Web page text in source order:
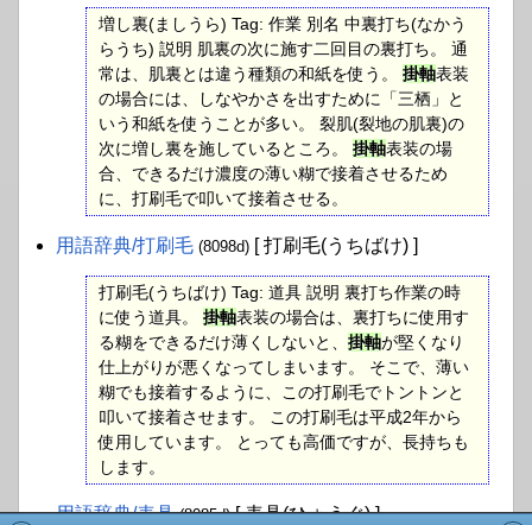
増し裏(ましうら) Tag: 作業 別名 中裏打ち(なかう
らうち) 説明 肌裏の次に施す二回目の裏打ち。 通
常は、肌裏とは違う種類の和紙を使う。 掛軸表装
の場合には、しなやかさを出すために「三栖」と
いう和紙を使うことが多い。 裂肌(裂地の肌裏)の
次に増し裏を施しているところ。 掛軸表装の場
合、できるだけ濃度の薄い糊で接着させるため
に、打刷毛で叩いて接着させる。
用語辞典​/打刷毛 (8098d) [ 打刷毛(うちばけ) ]
打刷毛(うちばけ) Tag: 道具 説明 裏打ち作業の時
に使う道具。 掛軸表装の場合は、裏打ちに使用す
る糊をできるだけ薄くしないと、 掛軸が堅くなり
仕上がりが悪くなってしまいます。 そこで、薄い
糊でも接着するように、この打刷毛でトントンと
叩いて接着させます。 この打刷毛は平成2年から
使用しています。 とっても高価ですが、長持ちも
します。
用語辞典​/表具 (8085d)[ 表具(ひょうぐ) ]